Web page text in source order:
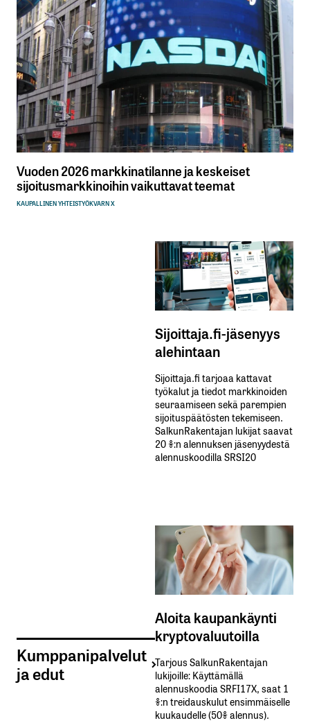
Vuoden 2026 markkinatilanne ja keskeiset
sijoitusmarkkinoihin vaikuttavat teemat
KAUPALLINEN YHTEISTYÖKVARN X
Kumppanipalvelut
ja edut
Sijoittaja.fi-jäsenyys
alehintaan
Sijoittaja.fi tarjoaa kattavat
työkalut ja tiedot markkinoiden
seuraamiseen sekä parempien
sijoituspäätösten tekemiseen.
SalkunRakentajan lukijat saavat
20 %:n alennuksen jäsenyydestä
alennuskoodilla SRSI20
Aloita kaupankäynti
kryptovaluutoilla
Tarjous SalkunRakentajan
lukijoille: Käyttämällä​ ​
alennuskoodia​ ​SRFI17X,​ ​saat​ ​1
%:n treidauskulut​ ​ensimmäiselle​ ​
kuukaudelle​ ​(50%​ ​alennus).